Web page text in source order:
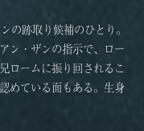
の跡取り候補のひとり。
ン・ザンの指示で、ロー
ロームに振り回されるこ
めている面もある。生身